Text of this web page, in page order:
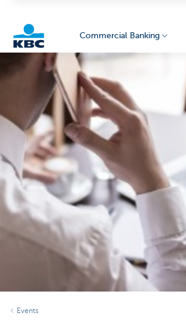
Corporate
Commercial Banking
Events